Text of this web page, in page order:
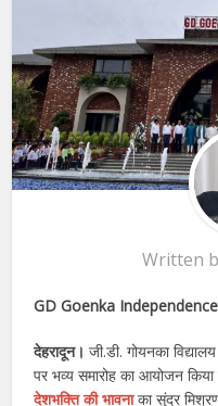
Written
GD Goenka
देहरादून। जी.डी. गोयनका
पर भव्य समारोह का आयोजन
देशभक्ति की भावनाका सुंदर